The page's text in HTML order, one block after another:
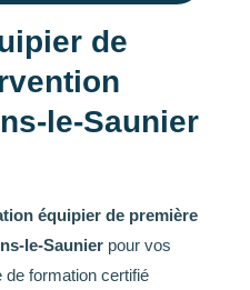
de
le-Saunier
équipier de première
le-Saunier pour vos
de formation certifié